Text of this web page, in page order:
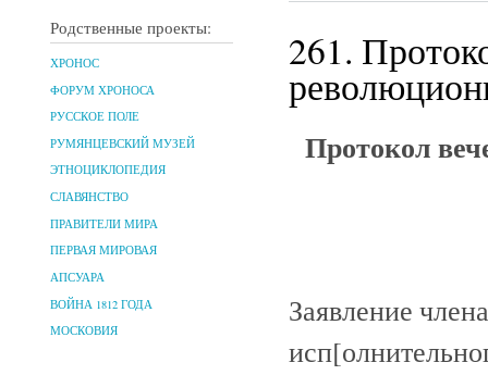
Родственные проекты:
ХРОНОС
ФОРУМ ХРОНОСА
РУССКОЕ ПОЛЕ
РУМЯНЦЕВСКИЙ МУЗЕЙ
ЭТНОЦИКЛОПЕДИЯ
СЛАВЯНСТВО
ПРАВИТЕЛИ МИРА
ПЕРВАЯ МИРОВАЯ
АПСУАРА
ВОЙНА 1812 ГОДА
МОСКОВИЯ
261.
Протокол
Заявление